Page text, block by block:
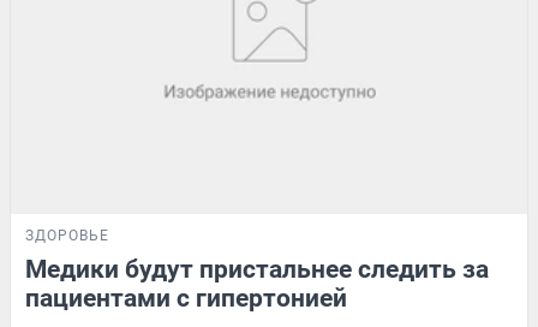
ЗДОРОВЬЕ
Медики будут пристальнее следить за
пациентами с гипертонией